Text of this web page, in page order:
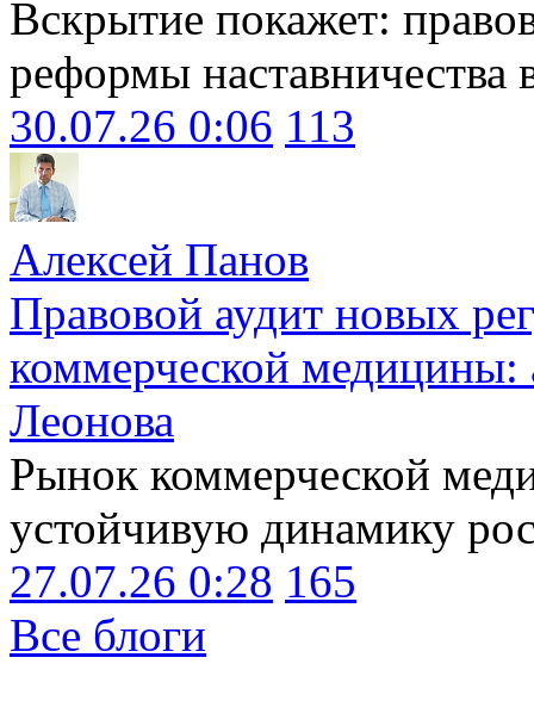
Вскрытие покажет:
реформы наставничества
30.07.26 0:06 113
Алексей Панов
Правовой аудит новых
коммерческой медицины:
Леонова
Рынок коммерческой
устойчивую динамику
27.07.26 0:28 165
Все блоги